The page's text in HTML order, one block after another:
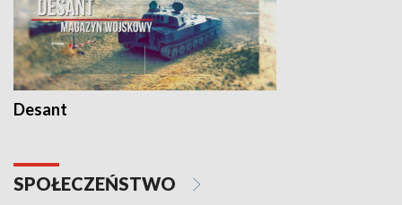
Desant
SPOŁECZEŃSTWO